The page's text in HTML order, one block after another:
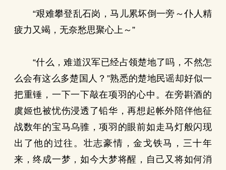
“艰难攀登乱石岗，马儿累坏倒一旁～仆人精
疲力又竭，无奈愁思聚心上～”
“什么，难道汉军已经占领楚地了吗，不然怎
么会有这么多楚国人？”熟悉的楚地民谣却好似一
把重锤，一下一下敲在项羽的心中。在旁斟酒的
虞姬也被忧伤浸透了铅华，再想起帐外陪伴他征
战数年的宝马乌骓，项羽的眼前如走马灯般闪现
出了他的过往。壮志豪情，金戈铁马，三十年
来，终成一梦，如今大梦将醒，自己又将如何消